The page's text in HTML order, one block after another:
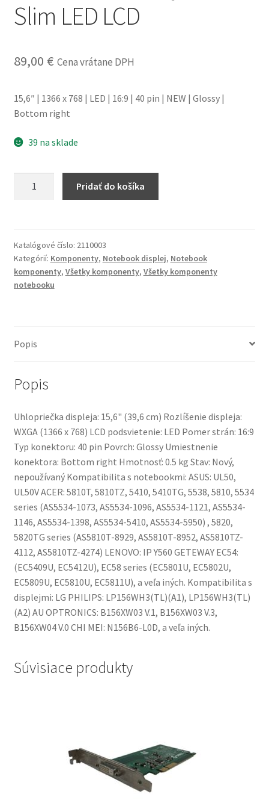
obchodné
podmienky
Wishlist
Slim LED LCD
89,00 € Cena vrátane DPH
15,6″ | 1366 x 768 | LED | 16:9 | 40 pin | NEW | Glossy |
Bottom right
39 na sklade
Slim
LED
LCD
Pridať do košíka
Katalógové číslo: 2110003
Kategórií: Komponenty, Notebook displej, Notebook
komponenty, Všetky komponenty, Všetky komponenty
notebooku
Popis
Popis
Uhlopriečka displeja: 15,6" (39,6 cm) Rozlíšenie displeja:
WXGA (1366 x 768) LCD podsvietenie: LED Pomer strán: 16:9
Typ konektoru: 40 pin Povrch: Glossy Umiestnenie
konektora: Bottom right Hmotnosť: 0.5 kg Stav: Nový,
nepoužívaný Kompatibilita s notebookmi: ASUS: UL50,
UL50V ACER: 5810T, 5810TZ, 5410, 5410TG, 5538, 5810, 5534
series (AS5534-1073, AS5534-1096, AS5534-1121, AS5534-
1146, AS5534-1398, AS5534-5410, AS5534-5950) , 5820,
5820TG series (AS5810T-8929, AS5810T-8952, AS5810TZ-
4112, AS5810TZ-4274) LENOVO: IP Y560 GETEWAY EC54:
(EC5409U, EC5412U), EC58 series (EC5801U, EC5802U,
EC5809U, EC5810U, EC5811U), a veľa iných. Kompatibilita s
displejmi: LG PHILIPS: LP156WH3(TL)(A1), LP156WH3(TL)
(A2) AU OPTRONICS: B156XW03 V.1, B156XW03 V.3,
B156XW04 V.0 CHI MEI: N156B6-L0D, a veľa iných.
Súvisiace produkty